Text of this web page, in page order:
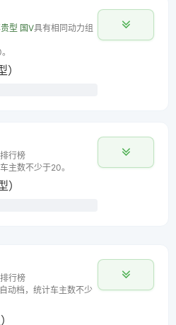
型 国V具有相同动力组
行榜
主数不少于20。
行榜
动档，统计车主数不少